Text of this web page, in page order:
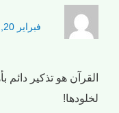
فبراير 20, 2023 الساعة 5:35 ص
القرآن هو تذكير دائم
لخلودها!